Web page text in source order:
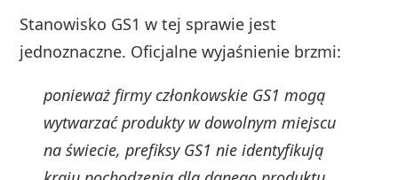
Stanowisko GS1 w tej sprawie jest
jednoznaczne. Oficjalne wyjaśnienie brzmi:
ponieważ firmy członkowskie GS1 mogą
wytwarzać produkty w dowolnym miejscu
na świecie, prefiksy GS1 nie identyfikują